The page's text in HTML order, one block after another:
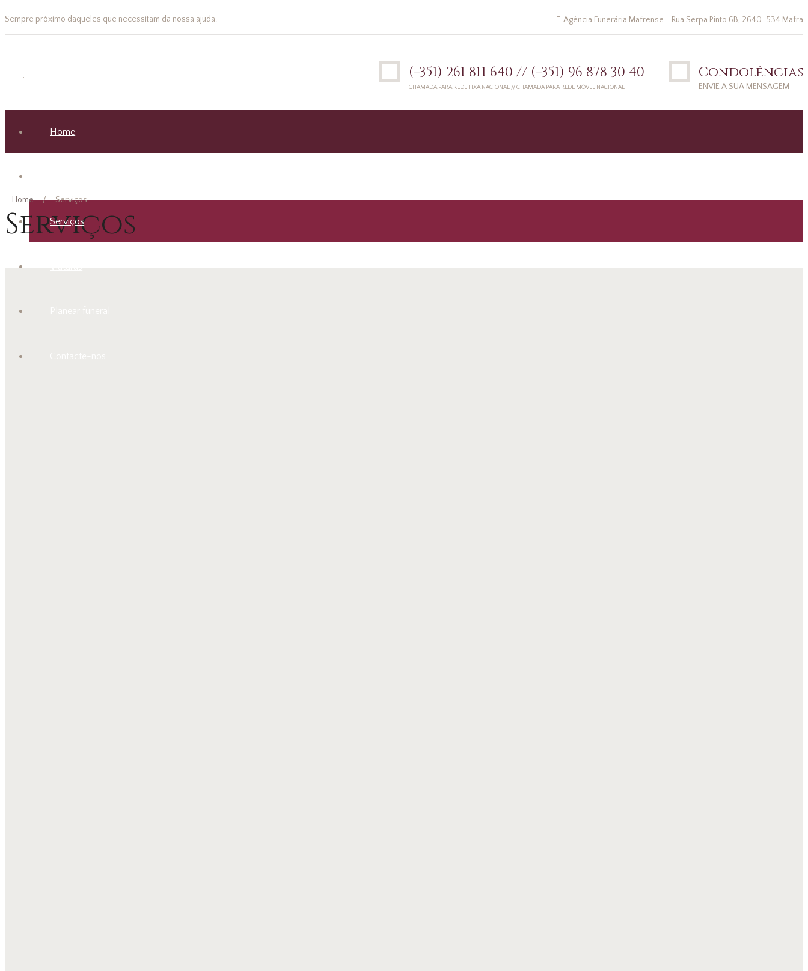
Sempre próximo daqueles que necessitam da nossa ajuda. Agência Funerária Mafrense - Rua Serpa Pinto 6B, 2640-534 Mafra
. (+351) 261 811 640 // (+351) 96 878 30 40
CHAMADA PARA REDE FIXA NACIONAL // CHAMADA PARA REDE MÓVEL NACIONAL
Condolências
ENVIE A SUA MENSAGEM
Home
Serviços
Home Serviços
Serviços